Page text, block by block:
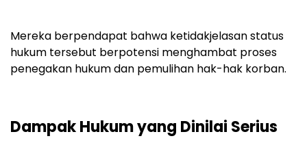
Mereka berpendapat bahwa ketidakjelasan status
hukum tersebut berpotensi menghambat proses
penegakan hukum dan pemulihan hak-hak korban.
Dampak Hukum yang Dinilai Serius